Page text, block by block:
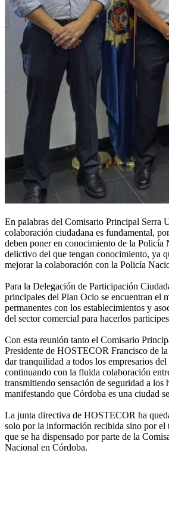
En palabras del Comisario Principal Serra
colaboración ciudadana es fundamental,
deben poner en conocimiento de la Policía
delictivo del que tengan conocimiento, ya
mejorar la colaboración con la Policía
Para la Delegación de Participación
principales del Plan Ocio se encuentran el
permanentes con los establecimientos y
del sector comercial para hacerlos
Con esta reunión tanto el Comisario
Presidente de HOSTECOR Francisco de
dar tranquilidad a todos los empresarios del
continuando con la fluida colaboración
transmitiendo sensación de seguridad a los
manifestando que Córdoba es una ciudad
La junta directiva de HOSTECOR ha
solo por la información recibida sino por el
que se ha dispensado por parte de la
Nacional en Córdoba.